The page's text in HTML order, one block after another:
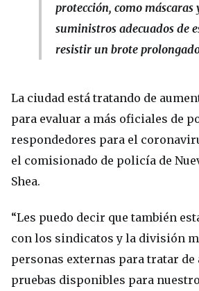
protección, como máscaras
suministros adecuados de
resistir un brote
La ciudad está tratando de
para evaluar a más oficiales de
respondedores para el
el comisionado de policía de
Shea.
“Les puedo decir que también
con los sindicatos y la división
personas externas para tratar de
pruebas disponibles para